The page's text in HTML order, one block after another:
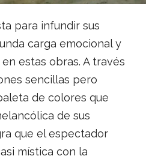
para infundir sus
carga emocional y
estas obras. A través
sencillas pero
de colores que
de sus
que el espectador
mística con la